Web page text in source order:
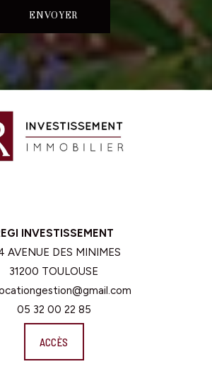
INVESTISSEMENT
AVENUE DES MINIMES
31200 TOULOUSE
05 32 00 22 85
ACCÈS